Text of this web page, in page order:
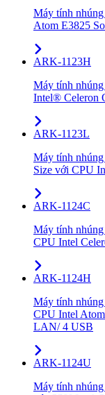
Máy tính
Atom E3825
ARK-1123H
Máy tính
Intel® Celeron
ARK-1123L
Máy tính
Size với CPU
ARK-1124C
Máy tính
CPU Intel
ARK-1124H
Máy tính
CPU Intel
LAN/ 4 USB
ARK-1124U
Máy tính